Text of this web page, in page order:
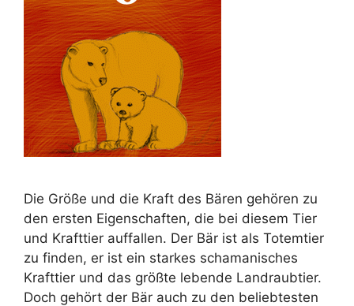
Die Größe und die Kraft des Bären gehören zu
den ersten Eigenschaften, die bei diesem Tier
und Krafttier auffallen. Der Bär ist als Totemtier
zu finden, er ist ein starkes schamanisches
Krafttier und das größte lebende Landraubtier.
Doch gehört der Bär auch zu den beliebtesten